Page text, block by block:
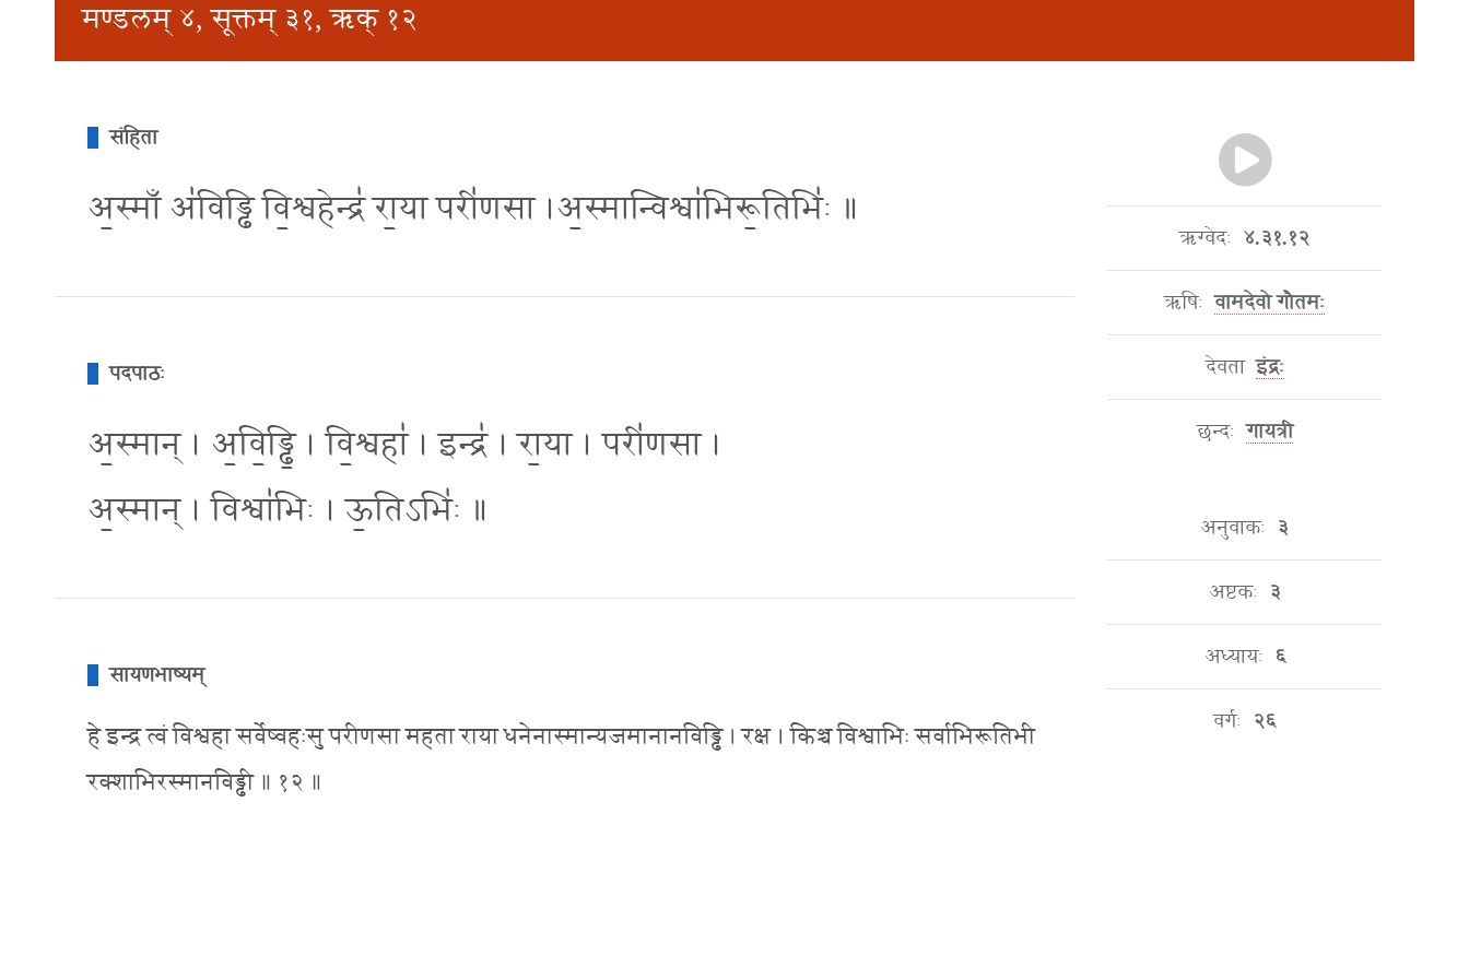
मण्डलम् ४, सूक्तम् ३१, ऋक् १२
संहिता
अ॒स्माँ अ॑विड्ढि वि॒श्वहेन्द्र॑ रा॒या परी॑णसा ।अ॒स्मान्विश्वा॑भिरू॒तिभि॑ः ॥
पदपाठः
अ॒स्मान् । अ॒वि॒ड्ढि॒ । वि॒श्वहा॑ । इन्द्र॑ । रा॒या । परी॑णसा ।
अ॒स्मान् । विश्वा॑भिः । ऊ॒तिऽभिः॑ ॥
सायणभाष्यम्
हे इन्द्र त्वं विश्वहा सर्वेष्वहःसु परीणसा महता राया धनेनास्मान्यजमानानविड्ढि । रक्ष । किञ्च विश्वाभिः सर्वाभिरूतिभी
रक्शाभिरस्मानविड्ढी ॥ १२ ॥
ऋग्वेदः ४.३१.१२
ऋषिः वामदेवो गौतमः
देवता इंद्रः
छन्दः गायत्री
अनुवाकः ३
अष्टकः ३
अध्यायः ६
वर्गः २६